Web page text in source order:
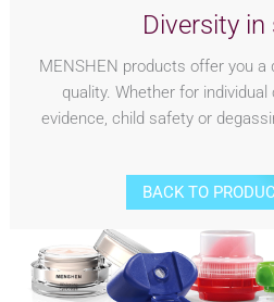
Diversity in
MENSHEN products offer you
quality. Whether for
evidence, child safety or
BACK TO